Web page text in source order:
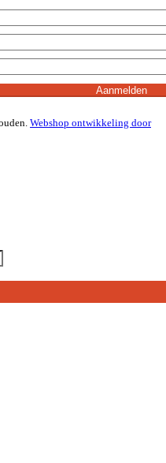
Webshop ontwikkeling door